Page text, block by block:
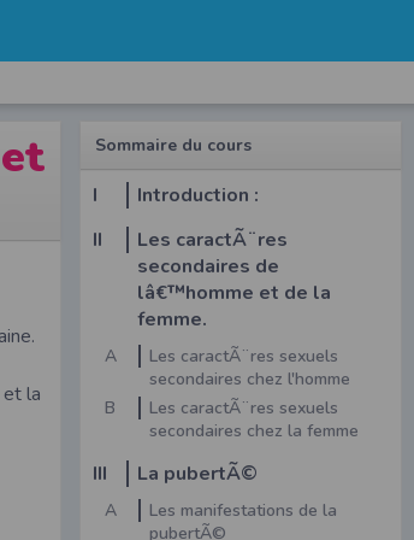
la
Sommaire du cours
I
Introduction :
II
Les caractÃ¨res
secondaires de
lâ€™homme et de la
femme.
A
Les caractÃ¨res sexuels
secondaires chez l'homme
B
Les caractÃ¨res sexuels
secondaires chez la femme
III La pubertÃ©
A
Les manifestations de la
pubertÃ©